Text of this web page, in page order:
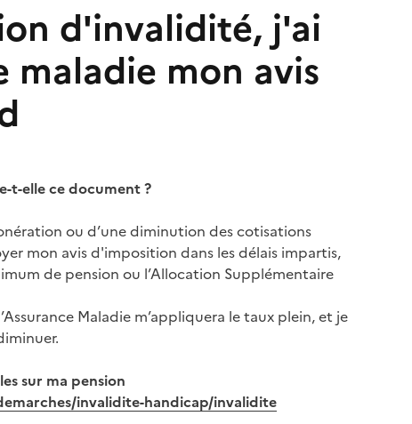
d'invalidité, j'ai
maladie mon avis
t-elle ce document ?
ou d’une diminution des cotisations
mon avis d'imposition dans les délais impartis,
de pension ou l’Allocation Supplémentaire
Maladie m’appliquera le taux plein, et je
sur ma pension
invalidite-handicap/invalidite